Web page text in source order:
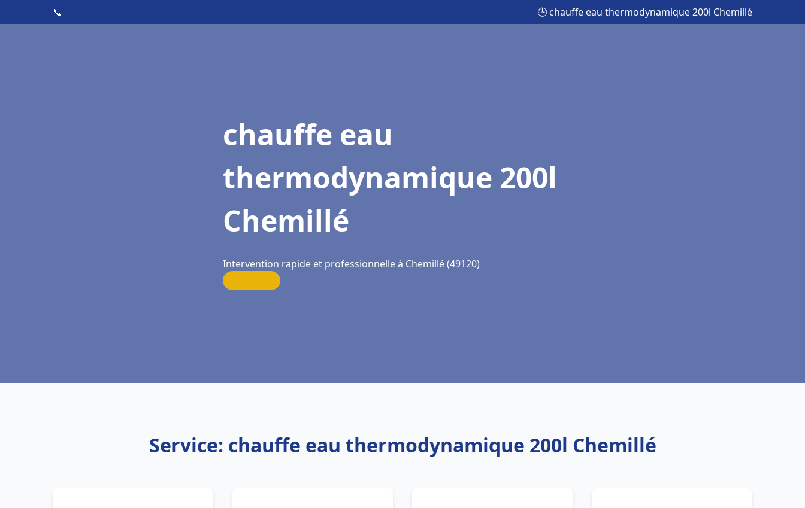
📞 🕒 chauffe eau thermodynamique 200l Chemillé
chauffe eau
thermodynamique 200l
Chemillé
Intervention rapide et professionnelle à Chemillé (49120)
Service: chauffe eau thermodynamique 200l Chemillé